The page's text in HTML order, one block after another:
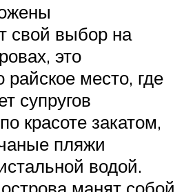
свой выбор на
это
райское место, где
супругов
красоте закатом,
пляжи
водой.